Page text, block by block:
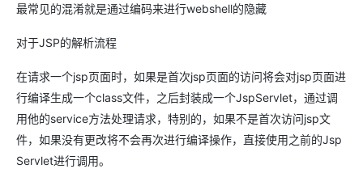
最常见的混淆就是通过编码来进行webshell的隐藏
对于JSP的解析流程
在请求一个jsp页面时，如果是首次jsp页面的访问将会对jsp页面进
行编译生成一个class文件，之后封装成一个JspServlet，通过调
用他的service方法处理请求，特别的，如果不是首次访问jsp文
件，如果没有更改将不会再次进行编译操作，直接使用之前的Jsp
Servlet进行调用。